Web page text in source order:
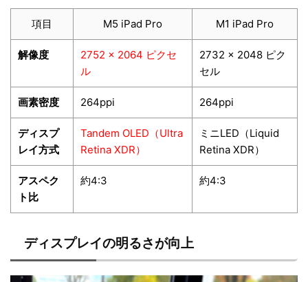
項目 M5 iPad Pro M1 iPad Pro
解像度
2752 × 2064 ピクセ
ル
2732 × 2048 ピク
セル
画素密度 264ppi 264ppi
ディスプ
レイ方式
Tandem OLED（Ultra
Retina XDR）
ミニLED（Liquid
Retina XDR）
アスペク
ト比
約4:3 約4:3
ディスプレイの明るさが向上